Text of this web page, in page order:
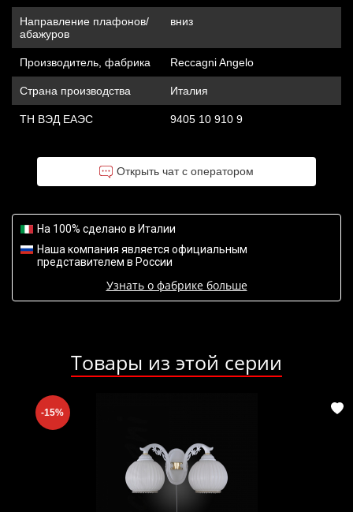
Направление плафонов/
абажуров
вниз
Производитель, фабрика Reccagni Angelo
Страна производства Италия
ТН ВЭД ЕАЭС 9405 10 910 9
Открыть чат с оператором
На 100% сделано в Италии
Наша компания является официальным
представителем в России
Узнать о фабрике больше
Товары из этой серии
-15%